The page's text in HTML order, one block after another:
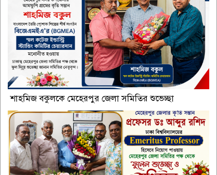
শাহমিজ বকুলকে মেহেরপুর জেলা সমিতির শুভেচ্ছা